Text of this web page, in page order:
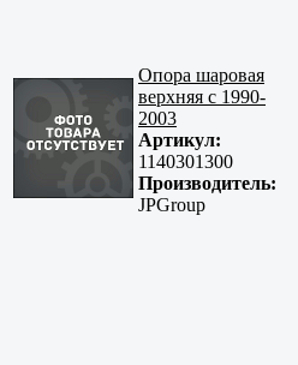
Опора шаровая
верхняя с 1990-
2003
Артикул:
1140301300
Производитель:
JPGroup